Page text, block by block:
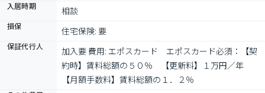
入居時期 相談
損保 住宅保険: 要
保証代行人
加入要 費用: エポスカード　エポスカード必須：【契
約時】賃料総額の５０％　【更新料】１万円／年
【月額手数料】賃料総額の１．２％